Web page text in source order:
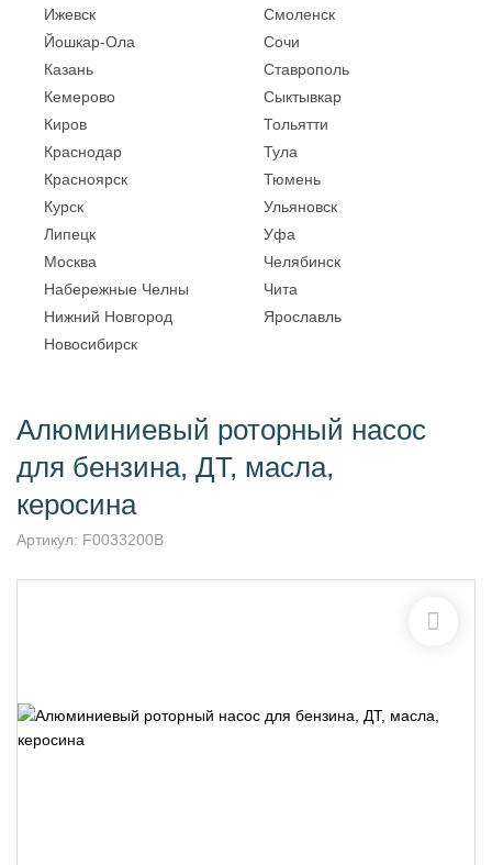
Ижевск
Йошкар-Ола
Казань
Кемерово
Киров
Краснодар
Красноярск
Курск
Липецк
Москва
Набережные Челны
Нижний Новгород
Новосибирск
Смоленск
Сочи
Ставрополь
Сыктывкар
Тольятти
Тула
Тюмень
Ульяновск
Уфа
Челябинск
Чита
Ярославль
Алюминиевый роторный насос
для бензина, ДТ, масла,
керосина
Артикул: F0033200B